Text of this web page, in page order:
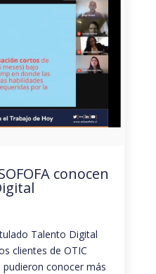
conocen
Talento Digital
clientes de OTIC
pudieron conocer más